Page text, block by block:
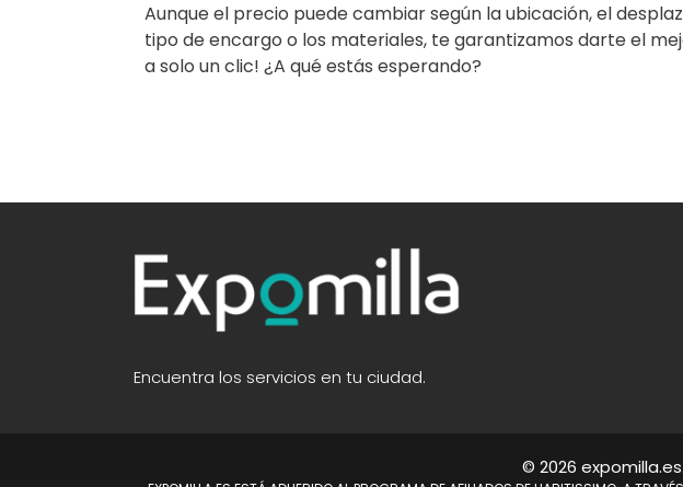
Aunque el precio puede cambiar según la ubicación, el
tipo de encargo o los materiales, te garantizamos darte el
a solo un clic! ¿A qué estás esperando?
Encuentra los servicios en tu ciudad.
© 2026